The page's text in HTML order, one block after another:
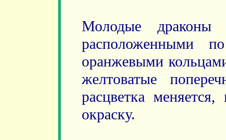
Молодые драконы
расположенными
оранжевыми
желтоватые
расцветка
окраску.